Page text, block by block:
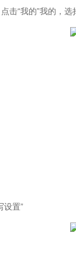
“我的”我的，选
置”